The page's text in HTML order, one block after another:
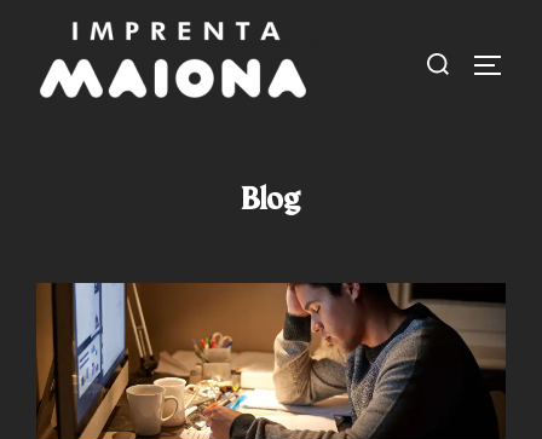
contenido
Buscar:
Blog